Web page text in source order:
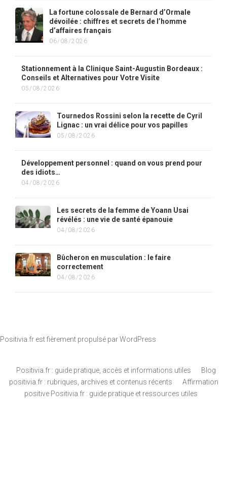
La fortune colossale de Bernard d’Ormale
dévoilée : chiffres et secrets de l’homme
d’affaires français
06/08/2026
Stationnement à la Clinique Saint-Augustin Bordeaux :
Conseils et Alternatives pour Votre Visite
05/08/2026
Tournedos Rossini selon la recette de Cyril
Lignac : un vrai délice pour vos papilles
05/08/2026
Développement personnel : quand on vous prend pour
des idiots…
04/08/2026
Les secrets de la femme de Yoann Usai
révélés : une vie de santé épanouie
04/08/2026
Bûcheron en musculation : le faire
correctement
04/08/2026
Positivia.fr est fièrement propulsé parWordPress
Positivia.fr : guide pratique, accès et informations utiles
Blog
positivia.fr : rubriques, archives et contenus récents
Affirmation
positive Positivia.fr : guide pratique et ressources utiles